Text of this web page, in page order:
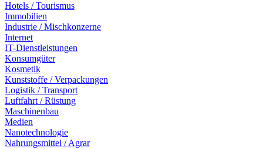
Hotels / Tourismus
Immobilien
Industrie / Mischkonzerne
Internet
IT-Dienstleistungen
Konsumgüter
Kosmetik
Kunststoffe / Verpackungen
Logistik / Transport
Luftfahrt / Rüstung
Maschinenbau
Medien
Nanotechnologie
Nahrungsmittel / Agrar